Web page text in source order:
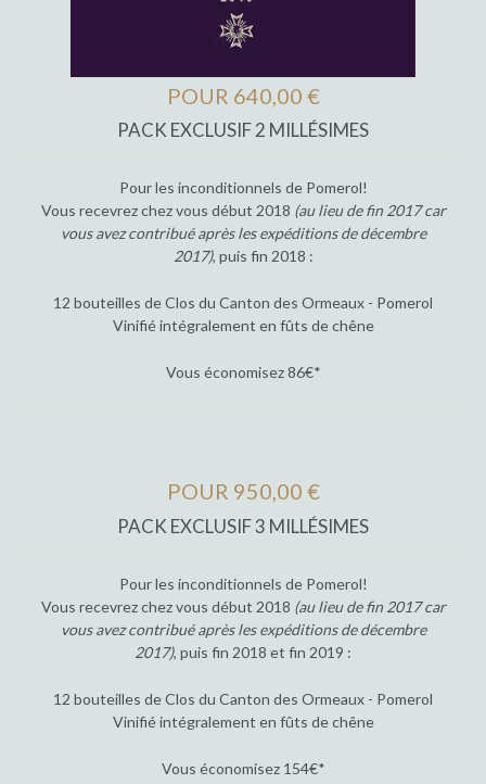
POUR 640,00 €
PACK EXCLUSIF 2 MILLÉSIMES
Pour les inconditionnels de Pomerol!
Vous recevrez chez vous début 2018 (au lieu de fin 2017 car
vous avez contribué après les expéditions de décembre
2017), puis fin 2018 :
12 bouteilles de Clos du Canton des Ormeaux - Pomerol
Vinifié intégralement en fûts de chêne
Vous économisez 86€*
POUR 950,00 €
PACK EXCLUSIF 3 MILLÉSIMES
Pour les inconditionnels de Pomerol!
Vous recevrez chez vous début 2018 (au lieu de fin 2017 car
vous avez contribué après les expéditions de décembre
2017), puis fin 2018 et fin 2019 :
12 bouteilles de Clos du Canton des Ormeaux - Pomerol
Vinifié intégralement en fûts de chêne
Vous économisez 154€*